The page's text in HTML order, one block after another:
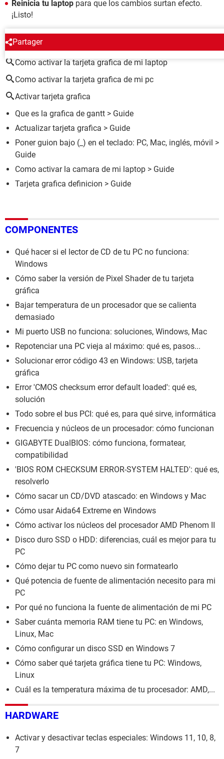
Reinicia tu laptop para que los cambios surtan efecto.
¡Listo!
Partager
ALREDEDOR DEL MISMO TEMA
Como activar la tarjeta grafica de mi laptop
Como activar la tarjeta grafica de mi pc
Activar tarjeta grafica
Que es la grafica de gantt > Guide
Actualizar tarjeta grafica > Guide
Poner guion bajo (_) en el teclado: PC, Mac, inglés, móvil >
Guide
Como activar la camara de mi laptop > Guide
Tarjeta grafica definicion > Guide
COMPONENTES
Qué hacer si el lector de CD de tu PC no funciona:
Windows
Cómo saber la versión de Pixel Shader de tu tarjeta
gráfica
Bajar temperatura de un procesador que se calienta
demasiado
Mi puerto USB no funciona: soluciones, Windows, Mac
Repotenciar una PC vieja al máximo: qué es, pasos...
Solucionar error código 43 en Windows: USB, tarjeta
gráfica
Error 'CMOS checksum error default loaded': qué es,
solución
Todo sobre el bus PCI: qué es, para qué sirve, informática
Frecuencia y núcleos de un procesador: cómo funcionan
GIGABYTE DualBIOS: cómo funciona, formatear,
compatibilidad
'BIOS ROM CHECKSUM ERROR-SYSTEM HALTED': qué es,
resolverlo
Cómo sacar un CD/DVD atascado: en Windows y Mac
Cómo usar Aida64 Extreme en Windows
Cómo activar los núcleos del procesador AMD Phenom II
Disco duro SSD o HDD: diferencias, cuál es mejor para tu
PC
Cómo dejar tu PC como nuevo sin formatearlo
Qué potencia de fuente de alimentación necesito para mi
PC
Por qué no funciona la fuente de alimentación de mi PC
Saber cuánta memoria RAM tiene tu PC: en Windows,
Linux, Mac
Cómo configurar un disco SSD en Windows 7
Cómo saber qué tarjeta gráfica tiene tu PC: Windows,
Linux
Cuál es la temperatura máxima de tu procesador: AMD,...
HARDWARE
Activar y desactivar teclas especiales: Windows 11, 10, 8,
7